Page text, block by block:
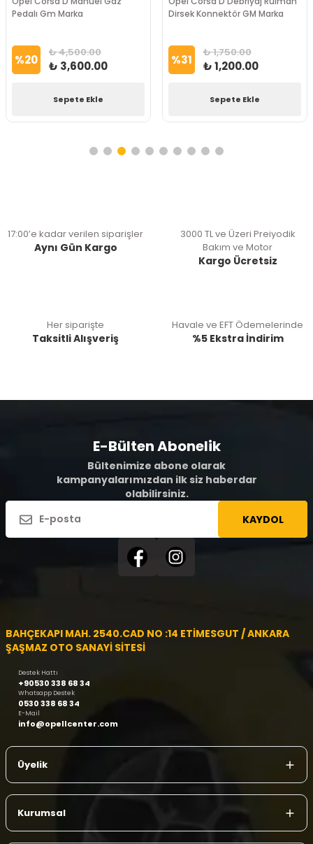
Pedalı Gm Marka
%20 ₺ 4,500.00
₺ 3,600.00
Sepete Ekle
Dirsek Konnektör GM Marka
%31 ₺ 1,750.00
₺ 1,200.00
Sepete Ekle
17:00’e kadar verilen siparişler
Aynı Gün Kargo
3000 TL ve Üzeri Preiyodik
Bakım ve Motor
Kargo Ücretsiz
Her siparişte
Taksitli Alışveriş
Havale ve EFT Ödemelerinde
%5 Ekstra İndirim
E-Bülten Abonelik
Bültenimize abone olarak
kampanyalarımızdan ilk siz haberdar
olabilirsiniz.
KAYDOL
BAHÇEKAPI MAH. 2540.CAD NO :14 ETİMESGUT / ANKARA
ŞAŞMAZ OTO SANAYİ SİTESİ
Destek Hattı
+90530 338 68 34
Whatsapp Destek
0530 338 68 34
E-Mail
info@opellcenter.com
Üyelik
Kurumsal